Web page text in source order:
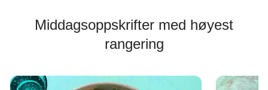
Middagsoppskrifter med høyest
rangering